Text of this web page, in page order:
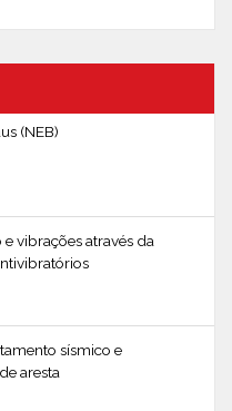
(NEB)
vibrações através da
sísmico e
aresta